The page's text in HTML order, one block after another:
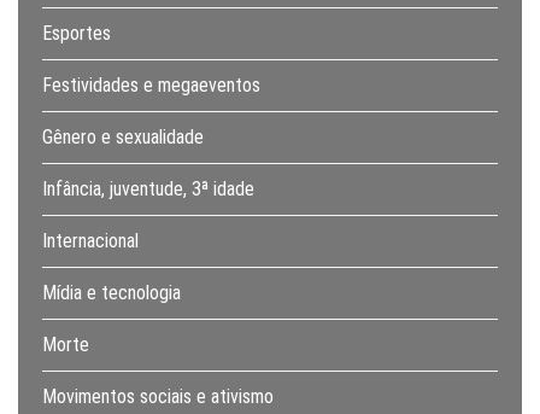
Esportes
Festividades e megaeventos
Gênero e sexualidade
Infância, juventude, 3ª idade
Internacional
Mídia e tecnologia
Morte
Movimentos sociais e ativismo